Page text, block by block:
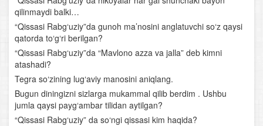
“Kuntug‘mish” dostoni
“Rustamxon” dostoni
Ahmad Yassaviy
O‘rta Osiyoning qomusiy olimlari
Lutfiy
qilinmaydi balki…
“Qissasi Rabg‘uziy”da gunoh ma’nosini anglatuvchi so‘z qaysi
qatorda to‘g‘ri berilgan?
“Qissasi Rabg‘uziy”da “Mavlono azza va jalla” deb kimni
atashadi?
Tegra so‘zining lug‘aviy manosini aniqlang.
Bugun diningizni sizlarga mukammal qilib berdim . Ushbu
jumla qaysi payg‘ambar tilidan aytilgan?
“Qissasi Rabg‘uziy” da so‘ngi qissasi kim haqida?